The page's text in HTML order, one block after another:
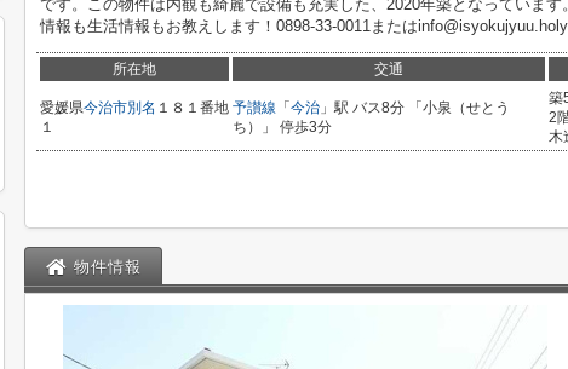
です。この物件は内観も綺麗で設備も充実した、2020年築となっていま
情報も生活情報もお教えします！0898-33-0011または
所在地 交通
愛媛県今治市別名 １８１番地
１
予讃線 「 今治 」駅 バス8分 「小泉（せとう
ち）」 停歩3分
築
2
木
物件情報